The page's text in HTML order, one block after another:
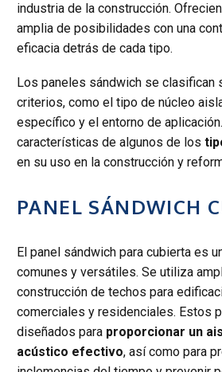
industria de la construcción.
amplia de posibilidades con una
eficacia detrás de cada tipo.
Los paneles sándwich se clasifican
criterios, como el tipo de núcleo
específico y el entorno de
características de algunos de los
en su uso en la construcción y
PANEL SÁNDWICH
El panel sándwich para cubierta es
comunes y versátiles. Se utiliza
construcción de techos para
comerciales y residenciales. Estos
diseñados para proporcionar un
acústico efectivo, así como para